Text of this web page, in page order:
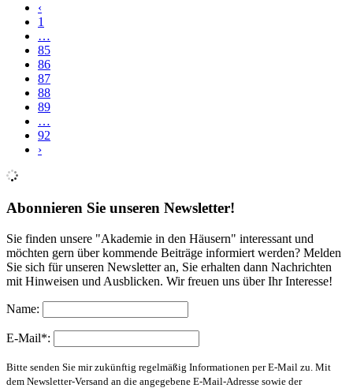
‹
1
…
85
86
87
88
89
…
92
›
Abonnieren Sie unseren Newsletter!
Sie finden unsere "Akademie in den Häusern" interessant und
möchten gern über kommende Beiträge informiert werden? Melden
Sie sich für unseren Newsletter an, Sie erhalten dann Nachrichten
mit Hinweisen und Ausblicken. Wir freuen uns über Ihr Interesse!
Name:
E-Mail*:
Bitte senden Sie mir zukünftig regelmäßig Informationen per E-Mail zu. Mit
dem Newsletter-Versand an die angegebene E-Mail-Adresse sowie der